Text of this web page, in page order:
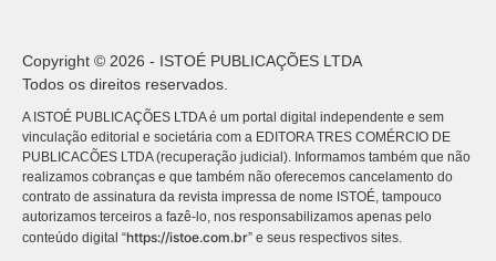
Copyright © 2026 - ISTOÉ PUBLICAÇÕES LTDA
Todos os direitos reservados.
A ISTOÉ PUBLICAÇÕES LTDA é um portal digital independente e sem
vinculação editorial e societária com a EDITORA TRES COMÉRCIO DE
PUBLICACÕES LTDA (recuperação judicial). Informamos também que não
realizamos cobranças e que também não oferecemos cancelamento do
contrato de assinatura da revista impressa de nome ISTOÉ, tampouco
autorizamos terceiros a fazê-lo, nos responsabilizamos apenas pelo
conteúdo digital “https://istoe.com.br” e seus respectivos sites.